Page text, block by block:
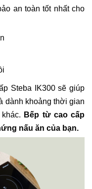
an toàn tốt nhất cho
Steba IK300 sẽ giúp
dành khoảng thời gian
Bếp từ cao cấp
nấu ăn của bạn.